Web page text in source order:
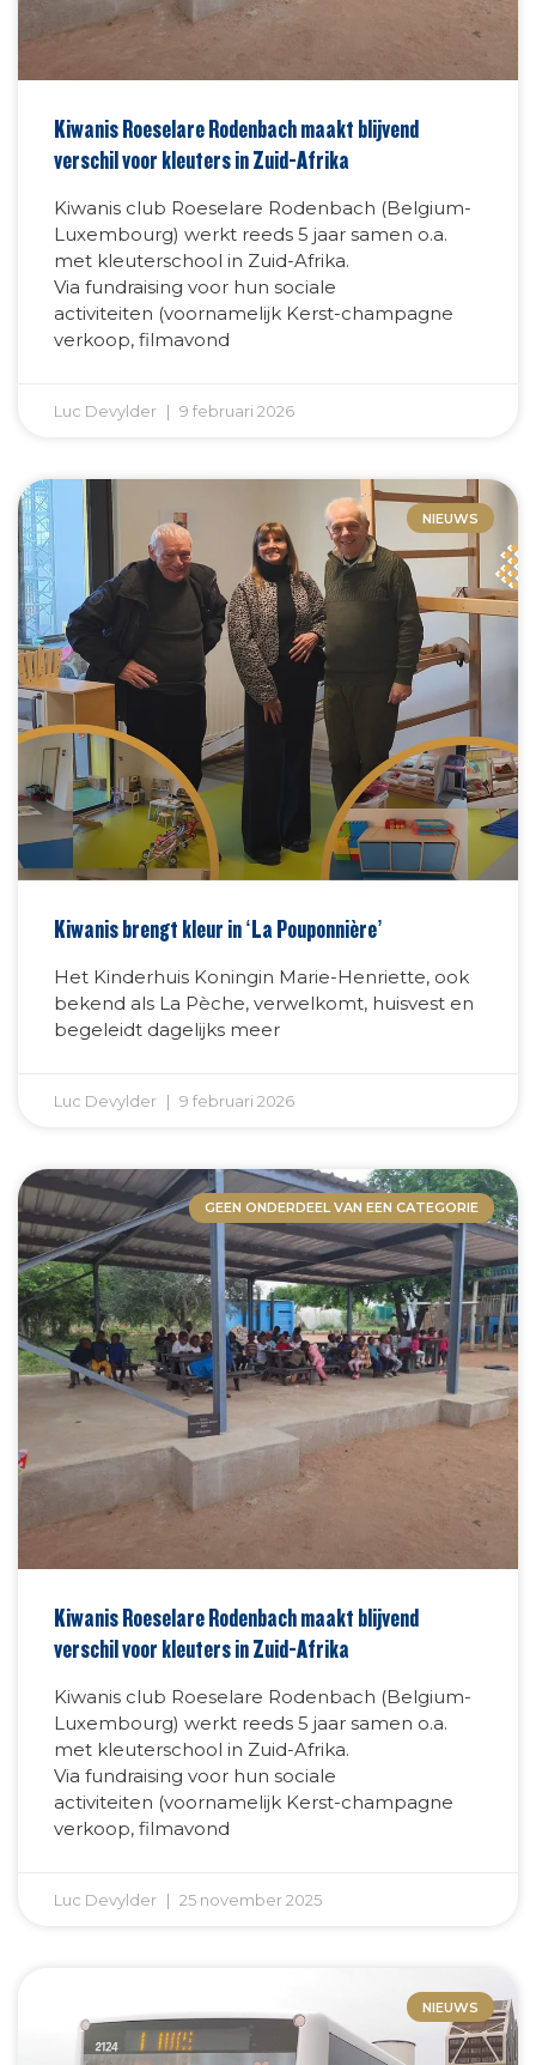
Kiwanis Roeselare Rodenbach maakt blijvend
verschil voor kleuters in Zuid-Afrika
Kiwanis club Roeselare Rodenbach (Belgium-
Luxembourg) werkt reeds 5 jaar samen o.a.
met kleuterschool in Zuid-Afrika.
Via fundraising voor hun sociale
activiteiten (voornamelijk Kerst-champagne
verkoop, filmavond
Luc Devylder 9 februari 2026
NIEUWS
Kiwanis brengt kleur in ‘La Pouponnière’
Het Kinderhuis Koningin Marie-Henriette, ook
bekend als La Pèche, verwelkomt, huisvest en
begeleidt dagelijks meer
Luc Devylder 9 februari 2026
GEEN ONDERDEEL VAN EEN CATEGORIE
Kiwanis Roeselare Rodenbach maakt blijvend
verschil voor kleuters in Zuid-Afrika
Kiwanis club Roeselare Rodenbach (Belgium-
Luxembourg) werkt reeds 5 jaar samen o.a.
met kleuterschool in Zuid-Afrika.
Via fundraising voor hun sociale
activiteiten (voornamelijk Kerst-champagne
verkoop, filmavond
Luc Devylder 25 november 2025
NIEUWS